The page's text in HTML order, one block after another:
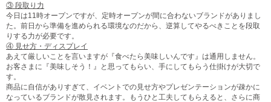
③ 段取り力
今日は11時オープンですが、定時オープンが間に合わないブランドがありまし
た。前日から準備を進められる環境なのだから、逆算してやるべきことを段取
りする力が必要です。
④ 見せ方・ディスプレイ
あえて厳しいことを言いますが『食べたら美味しいんです』は通用しません。
お客さまに『美味しそう！』と思ってもらい、手にしてもらう仕掛けが大切で
す。
商品に自信がありすぎて、イベントでの見せ方やプレゼンテーションが疎かに
なっているブランドが散見されます。もうひと工夫してもらえると、さらに商